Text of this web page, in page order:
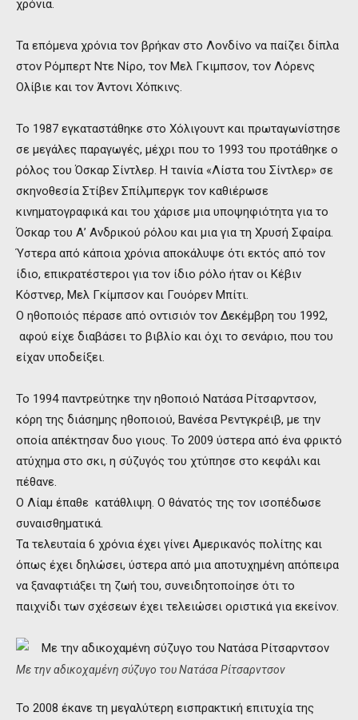
χρόνια.
Τα επόμενα χρόνια τον βρήκαν στο Λονδίνο να παίζει δίπλα
στον Ρόμπερτ Ντε Νίρο, τον Μελ Γκιμπσον, τον Λόρενς
Ολίβιε και τον Άντονι Χόπκινς.
Το 1987 εγκαταστάθηκε στο Χόλιγουντ και πρωταγωνίστησε
σε μεγάλες παραγωγές, μέχρι που το 1993 του προτάθηκε ο
ρόλος του Όσκαρ Σίντλερ. Η ταινία «Λίστα του Σίντλερ» σε
σκηνοθεσία Στίβεν Σπίλμπεργκ τον καθιέρωσε
κινηματογραφικά και του χάρισε μια υποψηφιότητα για το
Όσκαρ του Α’ Ανδρικού ρόλου και μια για τη Χρυσή Σφαίρα.
Ύστερα από κάποια χρόνια αποκάλυψε ότι εκτός από τον
ίδιο, επικρατέστεροι για τον ίδιο ρόλο ήταν οι Κέβιν
Κόστνερ, Μελ Γκίμπσον και Γουόρεν Μπίτι.
Ο ηθοποιός πέρασε από οντισιόν τον Δεκέμβρη του 1992,
αφού είχε διαβάσει το βιβλίο και όχι το σενάριο, που του
είχαν υποδείξει.
Το 1994 παντρεύτηκε την ηθοποιό Νατάσα Ρίτσαρντσον,
κόρη της διάσημης ηθοποιού, Βανέσα Ρεντγκρέιβ, με την
οποία απέκτησαν δυο γιους. Το 2009 ύστερα από ένα φρικτό
ατύχημα στο σκι, η σύζυγός του χτύπησε στο κεφάλι και
πέθανε.
Ο Λίαμ έπαθε κατάθλιψη. Ο θάνατός της τον ισοπέδωσε
συναισθηματικά.
Τα τελευταία 6 χρόνια έχει γίνει Αμερικανός πολίτης και
όπως έχει δηλώσει, ύστερα από μια αποτυχημένη απόπειρα
να ξαναφτιάξει τη ζωή του, συνειδητοποίησε ότι το
παιχνίδι των σχέσεων έχει τελειώσει οριστικά για εκείνον.
Με την αδικοχαμένη σύζυγο του Νατάσα Ρίτσαρντσον
Το 2008 έκανε τη μεγαλύτερη εισπρακτική επιτυχία της